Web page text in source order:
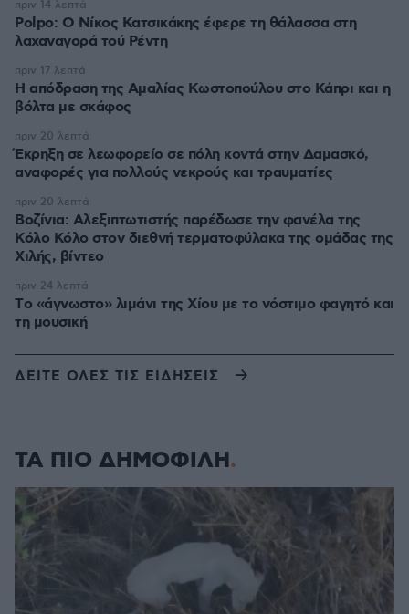
Polpo: O Νίκος Κατσικάκης έφερε τη θάλασσα στη
λαχαναγορά τού Ρέντη
πριν 14 λεπτά
Η απόδραση της Αμαλίας Κωστοπούλου στο Κάπρι και η
βόλτα με σκάφος
πριν 17 λεπτά
Έκρηξη σε λεωφορείο σε πόλη κοντά στην Δαμασκό,
αναφορές για πολλούς νεκρούς και τραυματίες
πριν 20 λεπτά
Βοζίνια: Αλεξιπτωτιστής παρέδωσε την φανέλα της
Κόλο Κόλο στον διεθνή τερματοφύλακα της ομάδας της
Χιλής, βίντεο
πριν 20 λεπτά
Tο «άγνωστο» λιμάνι της Χίου με το νόστιμο φαγητό και
τη μουσική
πριν 24 λεπτά
ΔΕΙΤΕ ΟΛΕΣ ΤΙΣ ΕΙΔΗΣΕΙΣ
ΤΑ ΠΙΟ ΔΗΜΟΦΙΛΗ